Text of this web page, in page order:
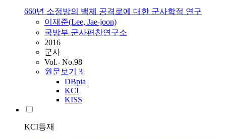
660년 소정방의 백제 공격로에 대한 군사학적 연구
이재준(Lee, Jae-joon)
국방부 군사편찬연구소
2016
군사
Vol.- No.98
원문보기 3
DBpia
KCI
KISS
KCI등재